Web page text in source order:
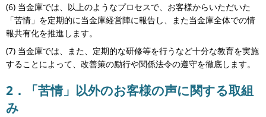
(6) 当金庫では、以上のようなプロセスで、お客様からいただいた
「苦情」を定期的に当金庫経営陣に報告し、また当金庫全体での情
報共有化を推進します。
(7) 当金庫では、また、定期的な研修等を行うなど十分な教育を実施
することによって、改善策の励行や関係法令の遵守を徹底します。
2．「苦情」以外のお客様の声に関する取組
み